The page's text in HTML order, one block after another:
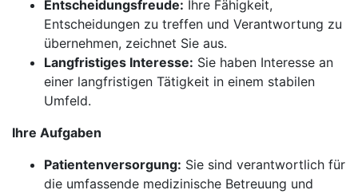
Entscheidungsfreude: Ihre Fähigkeit,
Entscheidungen zu treffen und Verantwortung zu
übernehmen, zeichnet Sie aus.
Langfristiges Interesse: Sie haben Interesse an
einer langfristigen Tätigkeit in einem stabilen
Umfeld.
Ihre Aufgaben
Patientenversorgung: Sie sind verantwortlich für
die umfassende medizinische Betreuung und